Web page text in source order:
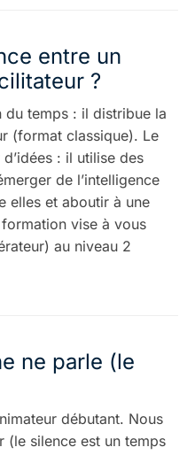
entre un
?
du temps : il distribue la
(format classique). Le
: il utilise des
de l’intelligence
elles et aboutir à une
vise à vous
au niveau 2
ne parle (le
débutant. Nous
(le silence est un temps